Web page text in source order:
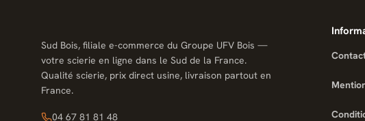
Sud Bois, filiale e-commerce du Groupe UFV Bois —
votre scierie en ligne dans le Sud de la France.
Qualité scierie, prix direct usine, livraison partout en
France.
04 67 81 81 48